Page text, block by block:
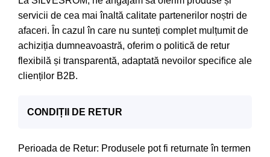
servicii de cea mai înaltă calitate partenerilor noștri de
afaceri. În cazul în care nu sunteți complet mulțumit de
achiziția dumneavoastră, oferim o politică de retur
flexibilă și transparentă, adaptată nevoilor specifice ale
clienților B2B.
CONDIȚII DE RETUR
Perioada de Retur: Produsele pot fi returnate în termen